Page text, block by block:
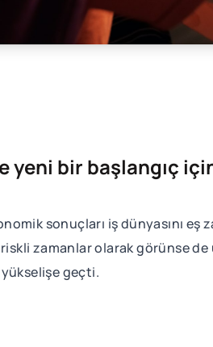
yeni bir başlangıç
sonuçları iş dünyasını
zamanlar olarak görünse
geçti.